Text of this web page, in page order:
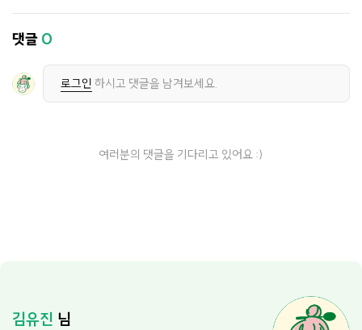
댓글 0
로그인 하시고 댓글을 남겨보세요.
여러분의 댓글을 기다리고 있어요 :)
김유진 님